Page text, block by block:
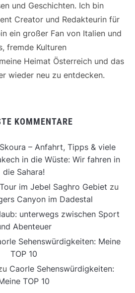
und Geschichten. Ich bin
Creator und Redakteurin für
ein großer Fan von Italien und
fremde Kulturen
Heimat Österreich und das
wieder neu zu entdecken.
KOMMENTARE
– Anfahrt, Tipps & viele
in die Wüste: Wir fahren in
die Sahara!
im Jebel Saghro Gebiet zu
Canyon im Dadestal
unterwegs zwischen Sport
Abenteuer
Sehenswürdigkeiten: Meine
TOP 10
Caorle Sehenswürdigkeiten:
TOP 10